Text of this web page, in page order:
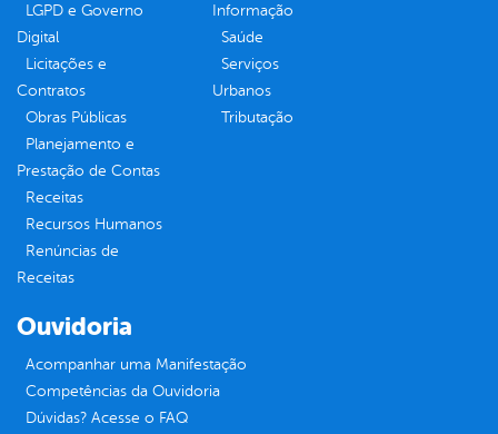
LGPD e Governo
Digital
Licitações e
Contratos
Obras Públicas
Planejamento e
Prestação de Contas
Receitas
Recursos Humanos
Renúncias de
Receitas
Informação
Saúde
Serviços
Urbanos
Tributação
Ouvidoria
Acompanhar uma Manifestação
Competências da Ouvidoria
Dúvidas? Acesse o FAQ